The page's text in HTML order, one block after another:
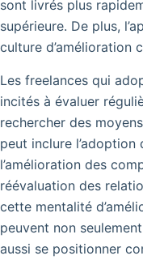
sont livrés plus
supérieure. De plus,
culture d’amélioration
Les freelances qui
incités à évaluer
rechercher des
peut inclure
l’amélioration des
réévaluation des
cette mentalité
peuvent non
aussi se positionner